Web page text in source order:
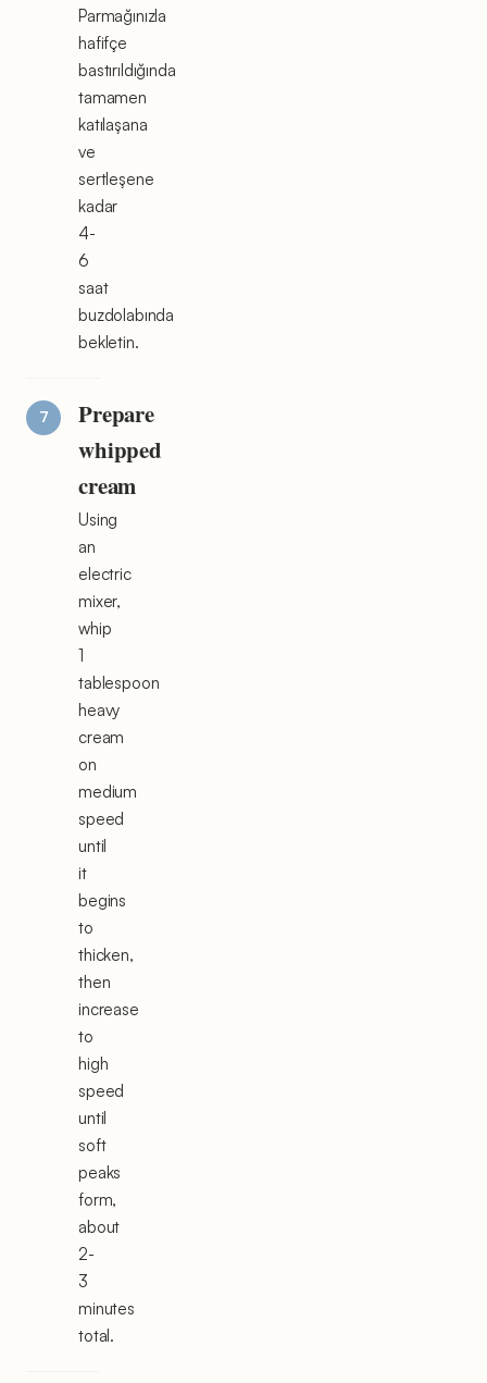
Parmağınızla
hafifçe
bastırıldığında
tamamen
katılaşana
ve
sertleşene
kadar
4-
6
saat
buzdolabında
bekletin.
Prepare
whipped
cream
Using
an
electric
mixer,
whip
1
tablespoon
heavy
cream
on
medium
speed
until
it
begins
to
thicken,
then
increase
to
high
speed
until
soft
peaks
form,
about
2-
3
minutes
total.